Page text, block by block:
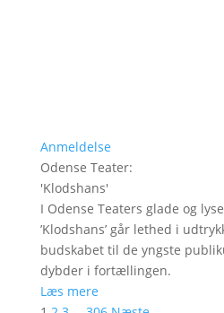
Anmeldelse
Odense Teater:
'Klodshans'
I Odense Teaters glade og
’Klodshans’ går lethed i
budskabet til de yngste
dybder i fortællingen.
Læs mere